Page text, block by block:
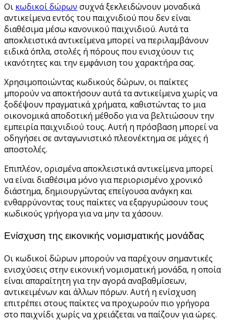
Οι κωδικοί δώρων συχνά ξεκλειδώνουν μοναδικά
αντικείμενα εντός του παιχνιδιού που δεν είναι
διαθέσιμα μέσω κανονικού παιχνιδιού. Αυτά τα
αποκλειστικά αντικείμενα μπορεί να περιλαμβάνουν
ειδικά όπλα, στολές ή πόρους που ενισχύουν τις
ικανότητες και την εμφάνιση του χαρακτήρα σας.
Χρησιμοποιώντας κωδικούς δώρων, οι παίκτες
μπορούν να αποκτήσουν αυτά τα αντικείμενα χωρίς να
ξοδέψουν πραγματικά χρήματα, καθιστώντας το μια
οικονομικά αποδοτική μέθοδο για να βελτιώσουν την
εμπειρία παιχνιδιού τους. Αυτή η πρόσβαση μπορεί να
οδηγήσει σε ανταγωνιστικό πλεονέκτημα σε μάχες ή
αποστολές.
Επιπλέον, ορισμένα αποκλειστικά αντικείμενα μπορεί
να είναι διαθέσιμα μόνο για περιορισμένο χρονικό
διάστημα, δημιουργώντας επείγουσα ανάγκη και
ενθαρρύνοντας τους παίκτες να εξαργυρώσουν τους
κωδικούς γρήγορα για να μην τα χάσουν.
Ενίσχυση της εικονικής νομισματικής μονάδας
Οι κωδικοί δώρων μπορούν να παρέχουν σημαντικές
ενισχύσεις στην εικονική νομισματική μονάδα, η οποία
είναι απαραίτητη για την αγορά αναβαθμίσεων,
αντικειμένων και άλλων πόρων. Αυτή η ενίσχυση
επιτρέπει στους παίκτες να προχωρούν πιο γρήγορα
στο παιχνίδι χωρίς να χρειάζεται να παίζουν για ώρες.